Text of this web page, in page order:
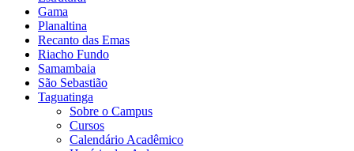
Gama
Planaltina
Recanto das Emas
Riacho Fundo
Samambaia
São Sebastião
Taguatinga
Sobre o Campus
Cursos
Calendário Acadêmico